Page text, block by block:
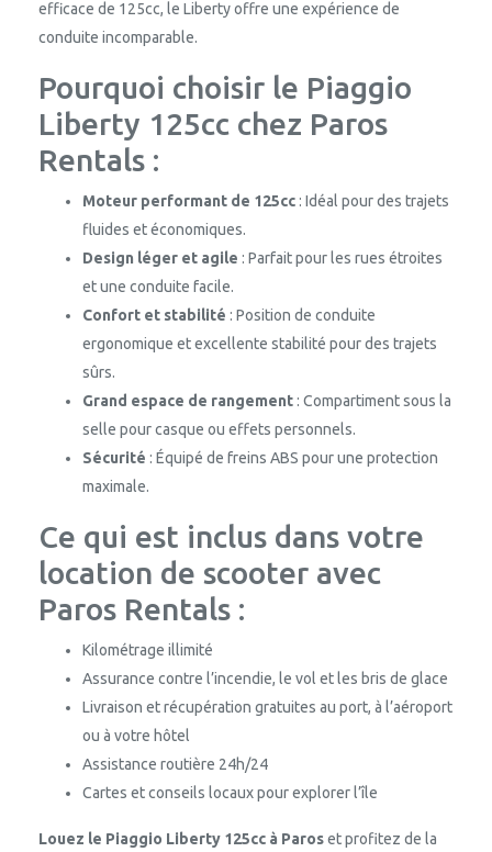
efficace de 125cc, le Liberty offre une expérience de
conduite incomparable.
Pourquoi choisir le Piaggio
Liberty 125cc chez Paros
Rentals :
Moteur performant de 125cc : Idéal pour des trajets
fluides et économiques.
Design léger et agile : Parfait pour les rues étroites
et une conduite facile.
Confort et stabilité : Position de conduite
ergonomique et excellente stabilité pour des trajets
sûrs.
Grand espace de rangement : Compartiment sous la
selle pour casque ou effets personnels.
Sécurité : Équipé de freins ABS pour une protection
maximale.
Ce qui est inclus dans votre
location de scooter avec
Paros Rentals :
Kilométrage illimité
Assurance contre l’incendie, le vol et les bris de glace
Livraison et récupération gratuites au port, à l’aéroport
ou à votre hôtel
Assistance routière 24h/24
Cartes et conseils locaux pour explorer l’île
Louez le Piaggio Liberty 125cc à Paroset profitez de la